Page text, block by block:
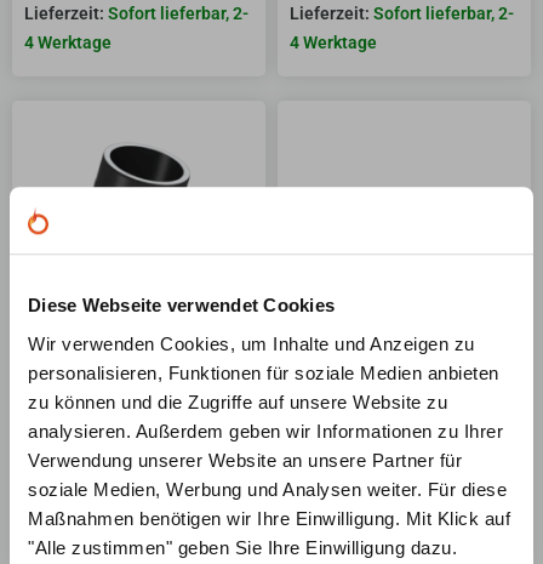
Diese Webseite verwendet Cookies
Wir verwenden Cookies, um Inhalte und Anzeigen zu
personalisieren, Funktionen für soziale Medien anbieten
zu können und die Zugriffe auf unsere Website zu
analysieren. Außerdem geben wir Informationen zu Ihrer
Verwendung unserer Website an unsere Partner für
soziale Medien, Werbung und Analysen weiter. Für diese
Maßnahmen benötigen wir Ihre Einwilligung. Mit Klick auf
"Alle zustimmen" geben Sie Ihre Einwilligung dazu.
Sofort lieferbar, 2-
4 Werktage
Sofort lieferbar, 2-
4 Werktage
Jeremias Ofenrohr ISO-Line
Black – Winkel 15° mit Tür –
Gedämmtes Ofenrohr
ab195,95€ inkl. MwSt
Sofort lieferbar, 2-
Jeremias Ofenrohr ISO-Line
Black – Winkel 15° ohne Tür
ab 137,95€ inkl. MwSt